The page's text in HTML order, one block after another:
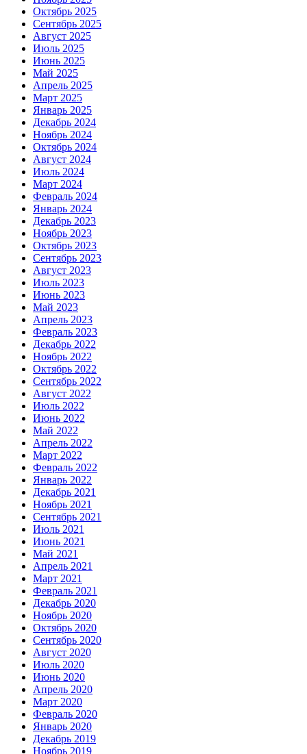
Октябрь 2025
Сентябрь 2025
Август 2025
Июль 2025
Июнь 2025
Май 2025
Апрель 2025
Март 2025
Январь 2025
Декабрь 2024
Ноябрь 2024
Октябрь 2024
Август 2024
Июль 2024
Март 2024
Февраль 2024
Январь 2024
Декабрь 2023
Ноябрь 2023
Октябрь 2023
Сентябрь 2023
Август 2023
Июль 2023
Июнь 2023
Май 2023
Апрель 2023
Февраль 2023
Декабрь 2022
Ноябрь 2022
Октябрь 2022
Сентябрь 2022
Август 2022
Июль 2022
Июнь 2022
Май 2022
Апрель 2022
Март 2022
Февраль 2022
Январь 2022
Декабрь 2021
Ноябрь 2021
Сентябрь 2021
Июль 2021
Июнь 2021
Май 2021
Апрель 2021
Март 2021
Февраль 2021
Декабрь 2020
Ноябрь 2020
Октябрь 2020
Сентябрь 2020
Август 2020
Июль 2020
Июнь 2020
Апрель 2020
Март 2020
Февраль 2020
Январь 2020
Декабрь 2019
Ноябрь 2019